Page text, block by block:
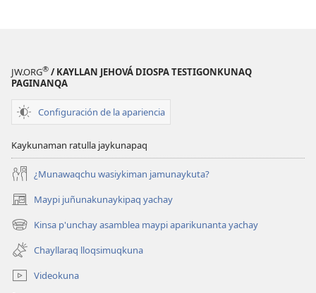
JW.ORG® / KAYLLAN JEHOVÁ DIOSPA TESTIGONKUNAQ
PAGINANQA
Configuración de la apariencia
Kaykunaman ratulla jaykunapaq
¿Munawaqchu wasiykiman jamunaykuta?
Maypi juñunakunaykipaq yachay
(abre
una
nueva
ventana)
Kinsa p'unchay asamblea maypi aparikunanta yachay
(abre
una
nueva
ventana)
Chayllaraq lloqsimuqkuna
Videokuna